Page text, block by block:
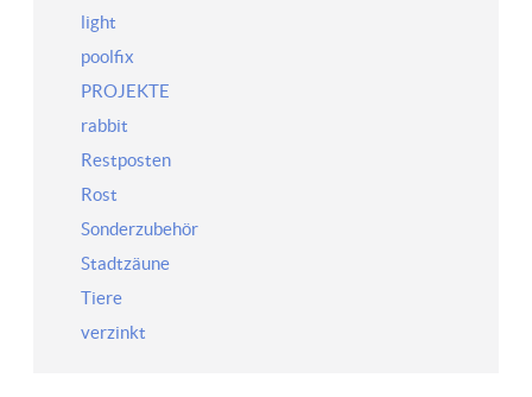
light
poolfix
PROJEKTE
rabbit
Restposten
Rost
Sonderzubehör
Stadtzäune
Tiere
verzinkt